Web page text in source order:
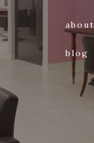
about
blog